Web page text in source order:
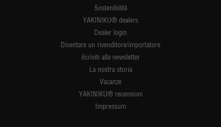
Sostenibilità
YAKINIKU® dealers
Dealer login
Diventare un rivenditore/importatore
iIcriviti alla newsletter
La nostra storia
Vacanze
YAKINIKU® recensioni
Impressum